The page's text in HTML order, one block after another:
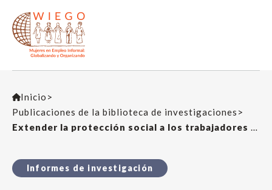
Inicio >
Publicaciones de la biblioteca de investigaciones >
Extender la protección social a los trabajadores y trabajadoras en empleo informal
Informes de investigación